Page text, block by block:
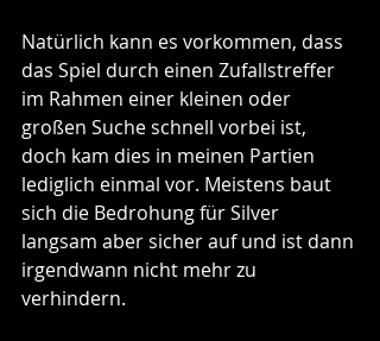
Natürlich kann es vorkommen, dass
das Spiel durch einen Zufallstreffer
im Rahmen einer kleinen oder
großen Suche schnell vorbei ist,
doch kam dies in meinen Partien
lediglich einmal vor. Meistens baut
sich die Bedrohung für Silver
langsam aber sicher auf und ist dann
irgendwann nicht mehr zu
verhindern.